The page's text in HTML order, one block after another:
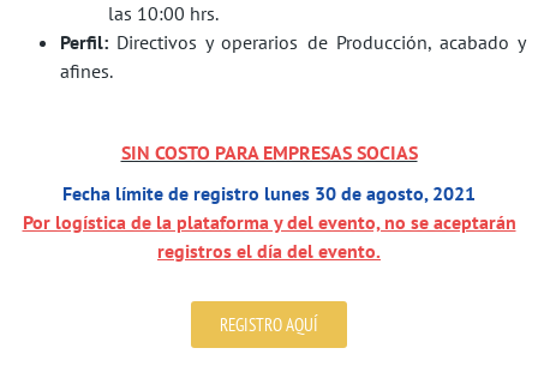
las 10:00 hrs.
Perfil: Directivos y operarios de Producción, acabado y
afines.
SIN COSTO PARA EMPRESAS SOCIAS
Fecha límite de registro lunes 30 de agosto, 2021
Por logística de la plataforma y del evento, no se aceptarán
registros el día del evento.
REGISTRO AQUÍ